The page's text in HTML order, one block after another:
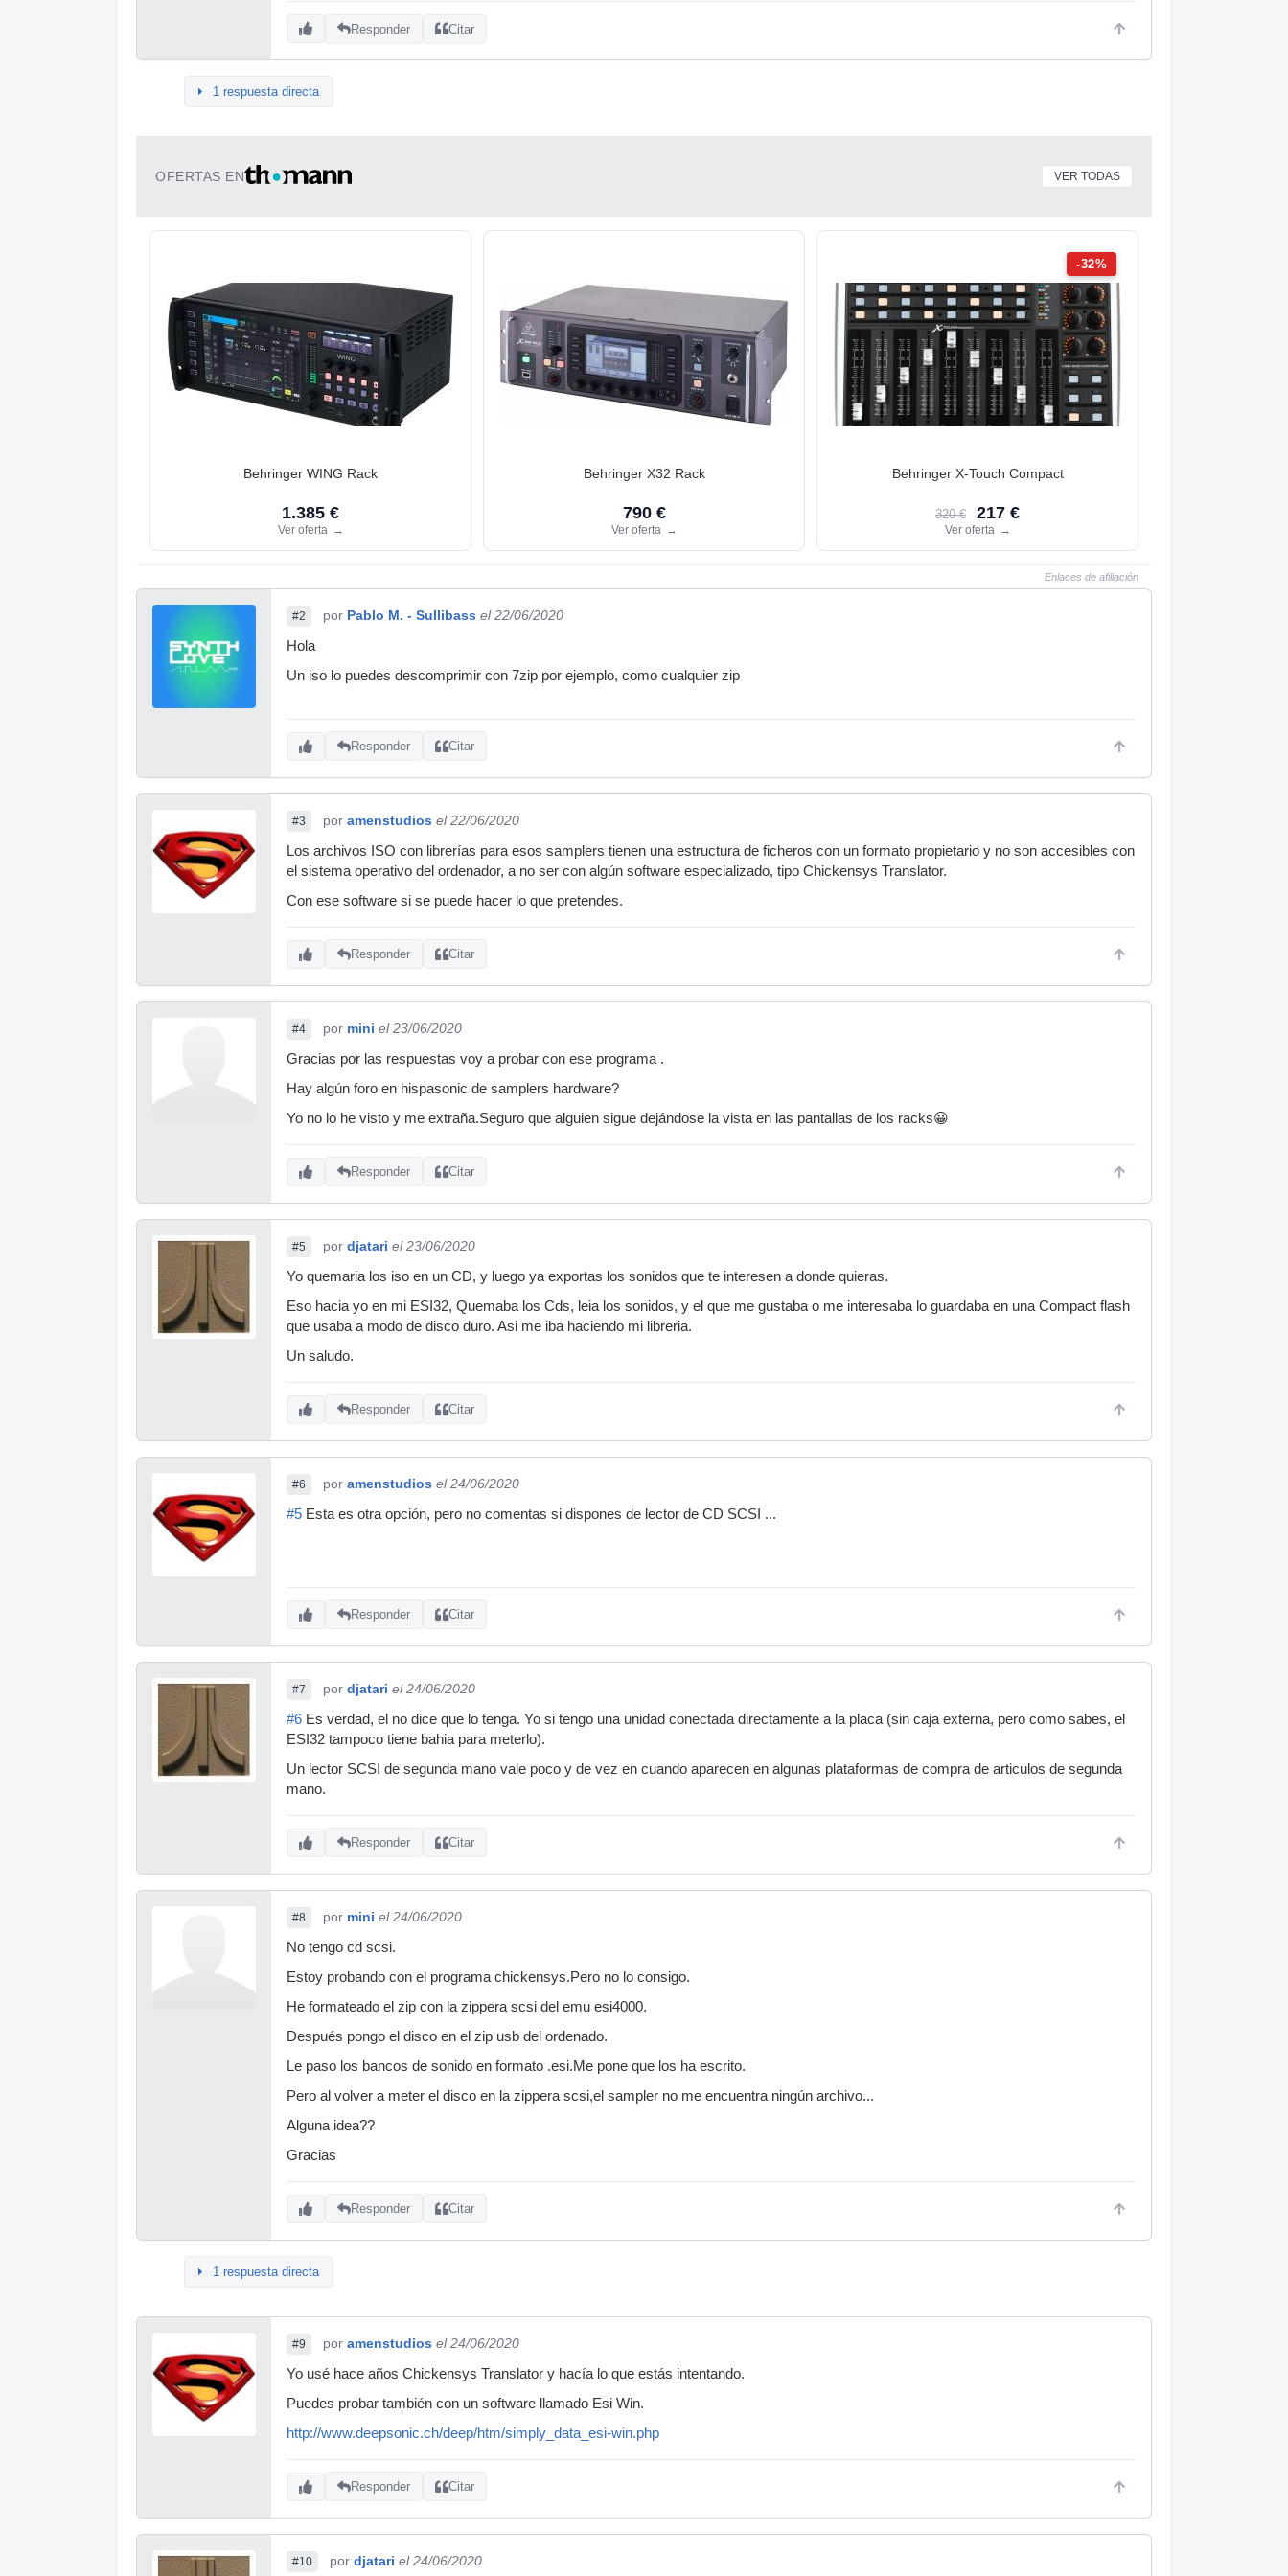
Responder Citar
1 respuesta directa
OFERTAS EN VER TODAS
Behringer WING Rack
1.385 €
Ver oferta →
Behringer X32 Rack
790 €
Ver oferta →
-32%
Behringer X-Touch Compact
320 € 217 €
Ver oferta →
Enlaces de afiliación
#2 por Pablo M. - Sullibass el 22/06/2020
Hola
Un iso lo puedes descomprimir con 7zip por ejemplo, como cualquier zip
Responder Citar
#3 por amenstudios el 22/06/2020
Los archivos ISO con librerías para esos samplers tienen una estructura de ficheros con un formato propietario y no son accesibles con
el sistema operativo del ordenador, a no ser con algún software especializado, tipo Chickensys Translator.
Con ese software si se puede hacer lo que pretendes.
Responder Citar
#4 por mini el 23/06/2020
Gracias por las respuestas voy a probar con ese programa .
Hay algún foro en hispasonic de samplers hardware?
Yo no lo he visto y me extraña.Seguro que alguien sigue dejándose la vista en las pantallas de los racks😀
Responder Citar
#5 por djatari el 23/06/2020
Yo quemaria los iso en un CD, y luego ya exportas los sonidos que te interesen a donde quieras.
Eso hacia yo en mi ESI32, Quemaba los Cds, leia los sonidos, y el que me gustaba o me interesaba lo guardaba en una Compact flash
que usaba a modo de disco duro. Asi me iba haciendo mi libreria.
Un saludo.
Responder Citar
#6 por amenstudios el 24/06/2020
#5 Esta es otra opción, pero no comentas si dispones de lector de CD SCSI ...
Responder Citar
#7 por djatari el 24/06/2020
#6 Es verdad, el no dice que lo tenga. Yo si tengo una unidad conectada directamente a la placa (sin caja externa, pero como sabes, el
ESI32 tampoco tiene bahia para meterlo).
Un lector SCSI de segunda mano vale poco y de vez en cuando aparecen en algunas plataformas de compra de articulos de segunda
mano.
Responder Citar
#8 por mini el 24/06/2020
No tengo cd scsi.
Estoy probando con el programa chickensys.Pero no lo consigo.
He formateado el zip con la zippera scsi del emu esi4000.
Después pongo el disco en el zip usb del ordenado.
Le paso los bancos de sonido en formato .esi.Me pone que los ha escrito.
Pero al volver a meter el disco en la zippera scsi,el sampler no me encuentra ningún archivo...
Alguna idea??
Gracias
Responder Citar
1 respuesta directa
#9 por amenstudios el 24/06/2020
Yo usé hace años Chickensys Translator y hacía lo que estás intentando.
Puedes probar también con un software llamado Esi Win.
http://www.deepsonic.ch/deep/htm/simply_data_esi-win.php
Responder Citar
#10 por djatari el 24/06/2020